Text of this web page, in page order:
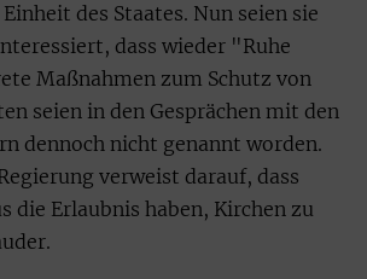
des Staates. Nun seien sie
dass wieder "Ruhe
Maßnahmen zum Schutz von
seien in den Gesprächen mit den
dennoch nicht genannt worden.
verweist darauf, dass
die Erlaubnis haben, Kirchen zu